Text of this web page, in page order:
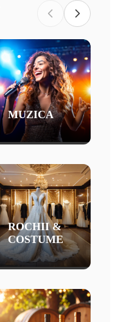
MUZICA
ROCHII &
COSTUME